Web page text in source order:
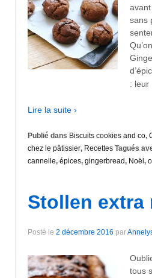
sans
: leur
Lire la suite ›
Publié dans Biscuits cookies and co,
chez le pâtissier, Recettes Tagués
cannelle, épices, gingerbread, Noël ,
Stollen extra
Posté le 2 décembre 2016 par
tous